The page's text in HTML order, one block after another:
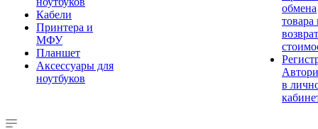
Кабели
Принтера и
МФУ
Планшет
Аксессуары для
ноутбуков
обмена
товара
в